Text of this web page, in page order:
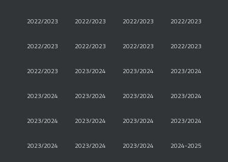
2022/2023 2022/2023 2022/2023 2022/2023
2022/2023 2022/2023 2022/2023 2022/2023
2022/2023 2023/2024 2023/2024 2023/2024
2023/2024 2023/2024 2023/2024 2023/2024
2023/2024 2023/2024 2023/2024 2023/2024
2023/2024 2023/2024 2023/2024 2024-2025